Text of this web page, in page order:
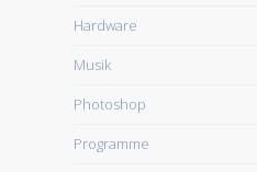
Hardware
Musik
Photoshop
Programme